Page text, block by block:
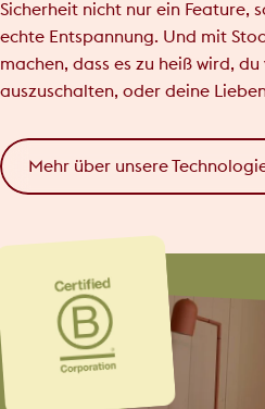
Sicherheit nicht nur ein Feature,
echte Entspannung. Und mit
machen, dass es zu heiß wird,
auszuschalten, oder deine
Mehr über unsere